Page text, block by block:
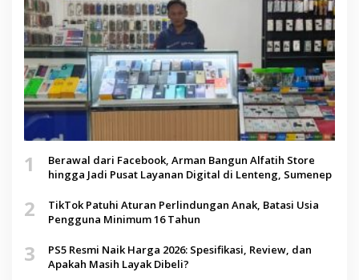
1
Berawal dari Facebook, Arman Bangun Alfatih Store
hingga Jadi Pusat Layanan Digital di Lenteng, Sumenep
2
TikTok Patuhi Aturan Perlindungan Anak, Batasi Usia
Pengguna Minimum 16 Tahun
3
PS5 Resmi Naik Harga 2026: Spesifikasi, Review, dan
Apakah Masih Layak Dibeli?